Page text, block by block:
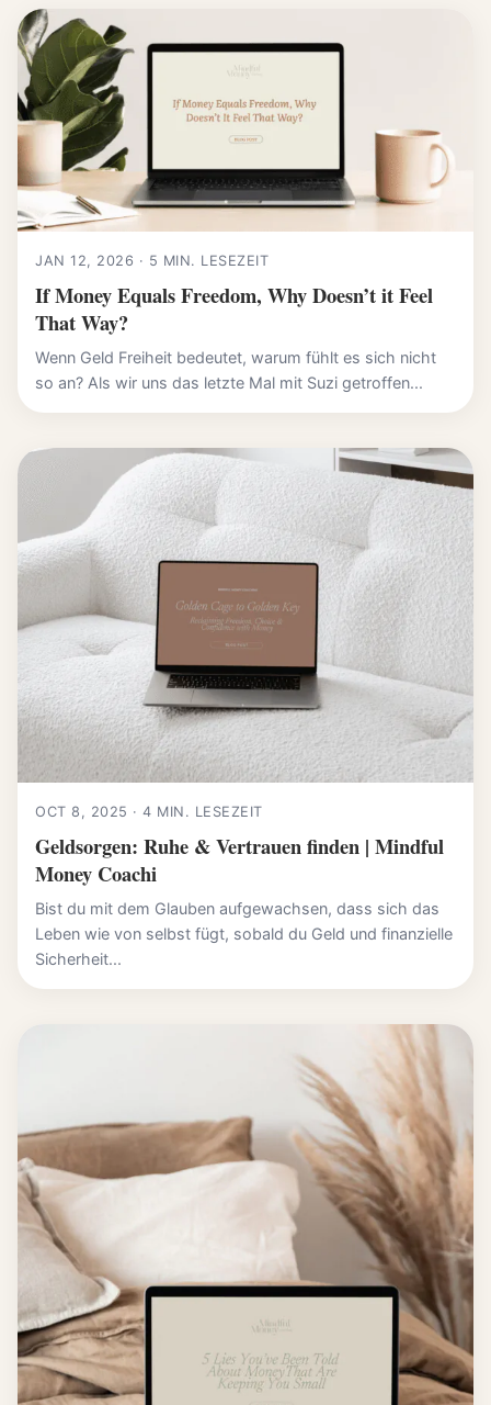
JAN 12, 2026 · 5 MIN. LESEZEIT
If Money Equals Freedom, Why Doesn’t it Feel
That Way?
Wenn Geld Freiheit bedeutet, warum fühlt es sich nicht
so an? Als wir uns das letzte Mal mit Suzi getroffen...
OCT 8, 2025 · 4 MIN. LESEZEIT
Geldsorgen: Ruhe & Vertrauen finden | Mindful
Money Coachi
Bist du mit dem Glauben aufgewachsen, dass sich das
Leben wie von selbst fügt, sobald du Geld und finanzielle
Sicherheit...